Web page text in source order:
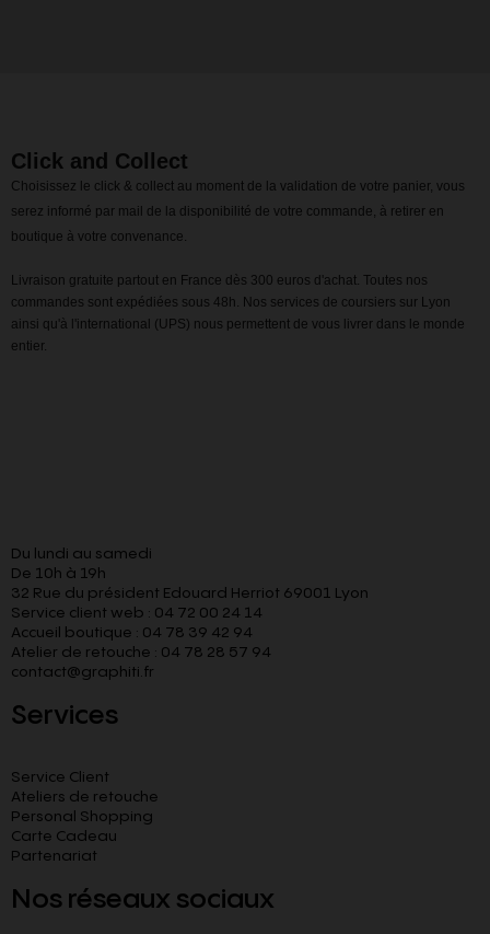
Click and Collect
Choisissez le click & collect au moment de la validation de votre panier, vous
serez informé par mail de la disponibilité de votre commande, à retirer en
boutique à votre convenance.
Livraison gratuite partout en France dès 300 euros d'achat. Toutes nos
commandes sont expédiées sous 48h. Nos services de coursiers sur Lyon
ainsi qu'à l'international (UPS) nous permettent de vous livrer dans le monde
entier.
Du lundi au samedi
De 10h à 19h
32 Rue du président Edouard Herriot 69001 Lyon
Service client web : 04 72 00 24 14
Accueil boutique : 04 78 39 42 94
Atelier de retouche : 04 78 28 57 94
contact@graphiti.fr
Services
Service Client
Ateliers de retouche
Personal Shopping
Carte Cadeau
Partenariat
Nos réseaux sociaux